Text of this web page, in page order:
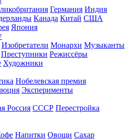
Германия Индия
Канада Китай США
Япония
Изобретатели Монархи Музыканты
Преступники Режиссёры
Художники
Нобелевская премия
Эксперименты
Россия СССР Перестройка
Напитки Овощи Сахар